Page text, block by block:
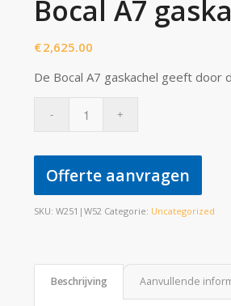
Bocal A7
€2,625.00
De Bocal A7 gaskachel geeft door
Offerte aanvragen
SKU:W251|W52 Categorie: Uncategorized
Beschrijving Aanvullende